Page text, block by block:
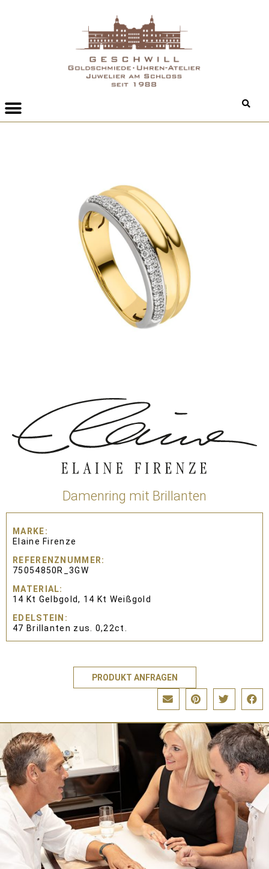
Damenring mit Brillanten
MARKE
Elaine Firenze
REFERENZNUMMER
75054850R_3GW
MATERIAL
14 Kt Gelbgold, 14 Kt Weißgold
EDELSTEIN
47 Brillanten zus. 0,22ct.
PRODUKT ANFRAGEN